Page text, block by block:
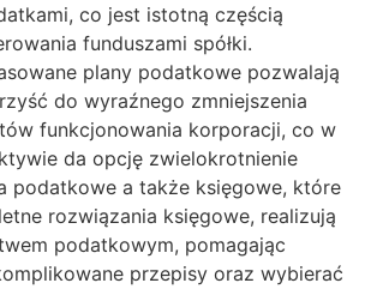
co jest istotną częścią
funduszami spółki.
plany podatkowe pozwalają
do wyraźnego zmniejszenia
funkcjonowania korporacji, co w
da opcję zwielokrotnienie
podatkowe a także księgowe, które
rozwiązania księgowe, realizują
podatkowym, pomagając
przepisy oraz wybierać